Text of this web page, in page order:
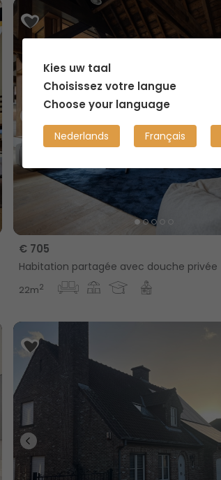
€ 705
Habitation partagée avec douche privée
22m2
Kies uw taal
Choisissez votre langue
Choose your language
Nederlands Français